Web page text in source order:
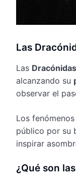
Las
Las Dracónidas
alcanzando su
observar el
Los
público por su
inspirar
¿Qué son